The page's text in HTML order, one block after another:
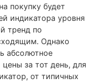
покупку будет
индикатора уровня
тренд по
Однако
абсолютное
за тот день, для
от типичных